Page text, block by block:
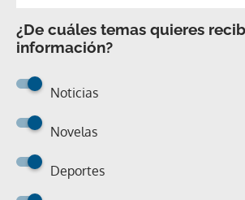
¿De cuáles temas quieres
información?
Noticias
Novelas
Deportes